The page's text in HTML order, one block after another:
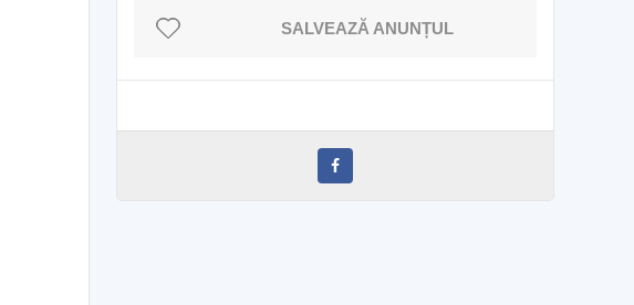
SALVEAZĂ ANUNȚUL